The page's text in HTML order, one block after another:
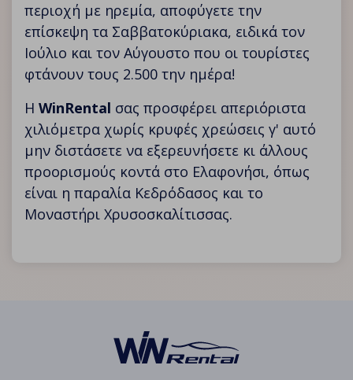
περιοχή με ηρεμία, αποφύγετε την
επίσκεψη τα Σαββατοκύριακα, ειδικά τον
Ιούλιο και τον Αύγουστο που οι τουρίστες
φτάνουν τους 2.500 την ημέρα!
Η WinRental σας προσφέρει απεριόριστα
χιλιόμετρα χωρίς κρυφές χρεώσεις γ' αυτό
μην διστάσετε να εξερευνήσετε κι άλλους
προορισμούς κοντά στο Ελαφονήσι, όπως
είναι η παραλία Κεδρόδασος και το
Μοναστήρι Χρυσοσκαλίτισσας.